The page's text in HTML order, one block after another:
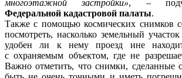
многоэтажной застройки», –
Федеральной кадастровой палаты.
Также с помощью космических снимков
посмотреть, насколько земельный
удобен ли к нему проезд ине
с охраняемым объектом, где не
Важно отметить, что снимки, сделанные